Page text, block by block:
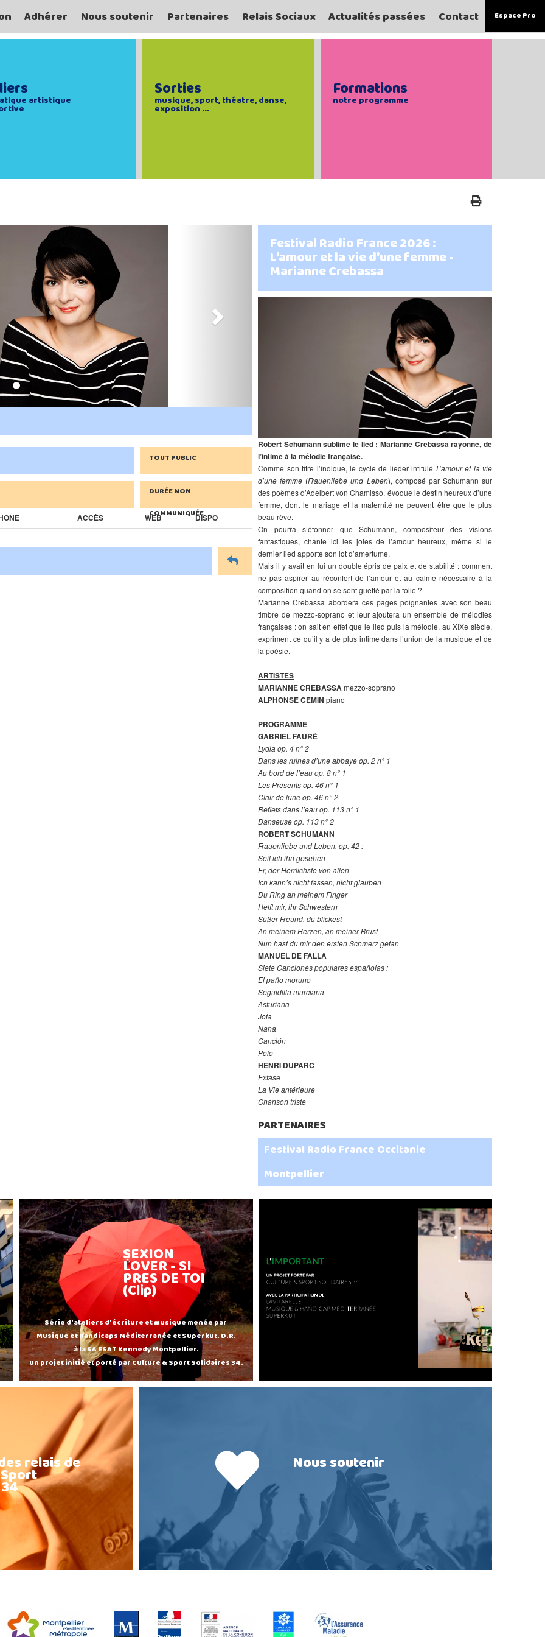
Espace Pro
Adhérer Nous soutenir Partenaires Relais Sociaux Actualités passées Contact
artistique Sorties
musique, sport, théatre, danse,
exposition ...
Formations
notre programme
Next
TOUT PUBLIC
DURÉE NON
COMMUNIQUÉE
ACCÈS WEB DISPO
Festival Radio France 2026 :
L'amour et la vie d'une femme -
Marianne Crebassa
Robert Schumann sublime le lied ; Marianne Crebassa rayonne, de
l’intime à la mélodie française.
Comme son titre l’indique, le cycle de lieder intitulé L’amour et la vie
d’une femme (Frauenliebe und Leben), composé par Schumann sur
des poèmes d’Adelbert von Chamisso, évoque le destin heureux d’une
femme, dont le mariage et la maternité ne peuvent être que le plus
beau rêve.
On pourra s’étonner que Schumann, compositeur des visions
fantastiques, chante ici les joies de l’amour heureux, même si le
dernier lied apporte son lot d’amertume.
Mais il y avait en lui un double épris de paix et de stabilité : comment
ne pas aspirer au réconfort de l’amour et au calme nécessaire à la
composition quand on se sent guetté par la folie ?
Marianne Crebassa abordera ces pages poignantes avec son beau
timbre de mezzo-soprano et leur ajoutera un ensemble de mélodies
françaises : on sait en effet que le lied puis la mélodie, au XIXe siècle,
expriment ce qu’il y a de plus intime dans l’union de la musique et de
la poésie.
ARTISTES
MARIANNE CREBASSAmezzo-soprano
ALPHONSE CEMIN piano
PROGRAMME
GABRIEL FAURÉ
Lydia op. 4 n° 2
Dans les ruines d’une abbaye op. 2 n° 1
Au bord de l’eau op. 8 n° 1
Les Présents op. 46 n° 1
Clair de lune op. 46 n° 2
Reflets dans l’eau op. 113 n° 1
Danseuse op. 113 n° 2
ROBERT SCHUMANN
Frauenliebe und Leben, op. 42 :
Seit ich ihn gesehen
Er, der Herrlichste von allen
Ich kann’s nicht fassen, nicht glauben
Du Ring an meinem Finger
Helft mir, ihr Schwestern
Süßer Freund, du blickest
An meinem Herzen, an meiner Brust
Nun hast du mir den ersten Schmerz getan
MANUEL DE FALLA
Siete Canciones populares españolas :
El paño moruno
Seguidilla murciana
Asturiana
Jota
Nana
Canción
Polo
HENRI DUPARC
Extase
La Vie antérieure
Chanson triste
PARTENAIRES
Festival Radio France Occitanie
Montpellier
SEXION
LOVER - SI
PRES DE TOI
(Clip)
Série d'ateliers d'écriture et musique menée par
Musique et Handicaps Méditerranée et Superkut. D.R.
à la SA ESAT Kennedy Montpellier.
Un projet initié et porté par Culture & Sport Solidaires 34.
relais de Nous soutenir